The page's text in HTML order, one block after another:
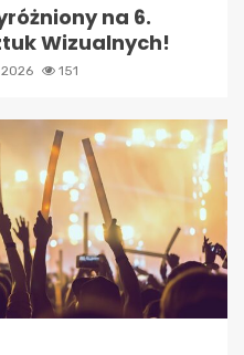
na 6.
Wizualnych!
151